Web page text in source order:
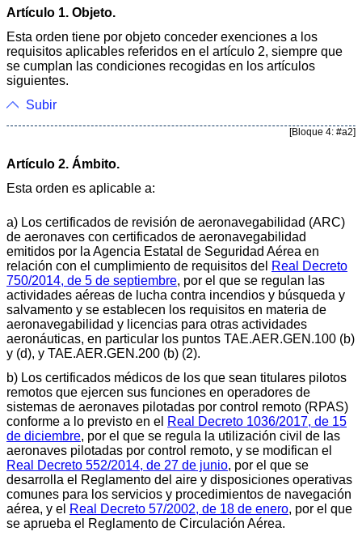
Artículo 1. Objeto.
Esta orden tiene por objeto conceder exenciones a los
requisitos aplicables referidos en el artículo 2, siempre que
se cumplan las condiciones recogidas en los artículos
siguientes.
Subir
[Bloque 4: #a2]
Artículo 2. Ámbito.
Esta orden es aplicable a:
a) Los certificados de revisión de aeronavegabilidad (ARC)
de aeronaves con certificados de aeronavegabilidad
emitidos por la Agencia Estatal de Seguridad Aérea en
relación con el cumplimiento de requisitos del Real Decreto
750/2014, de 5 de septiembre, por el que se regulan las
actividades aéreas de lucha contra incendios y búsqueda y
salvamento y se establecen los requisitos en materia de
aeronavegabilidad y licencias para otras actividades
aeronáuticas, en particular los puntos TAE.AER.GEN.100 (b)
y (d), y TAE.AER.GEN.200 (b) (2).
b) Los certificados médicos de los que sean titulares pilotos
remotos que ejercen sus funciones en operadores de
sistemas de aeronaves pilotadas por control remoto (RPAS)
conforme a lo previsto en el Real Decreto 1036/2017, de 15
de diciembre, por el que se regula la utilización civil de las
aeronaves pilotadas por control remoto, y se modifican el
Real Decreto 552/2014, de 27 de junio, por el que se
desarrolla el Reglamento del aire y disposiciones operativas
comunes para los servicios y procedimientos de navegación
aérea, y el Real Decreto 57/2002, de 18 de enero, por el que
se aprueba el Reglamento de Circulación Aérea.